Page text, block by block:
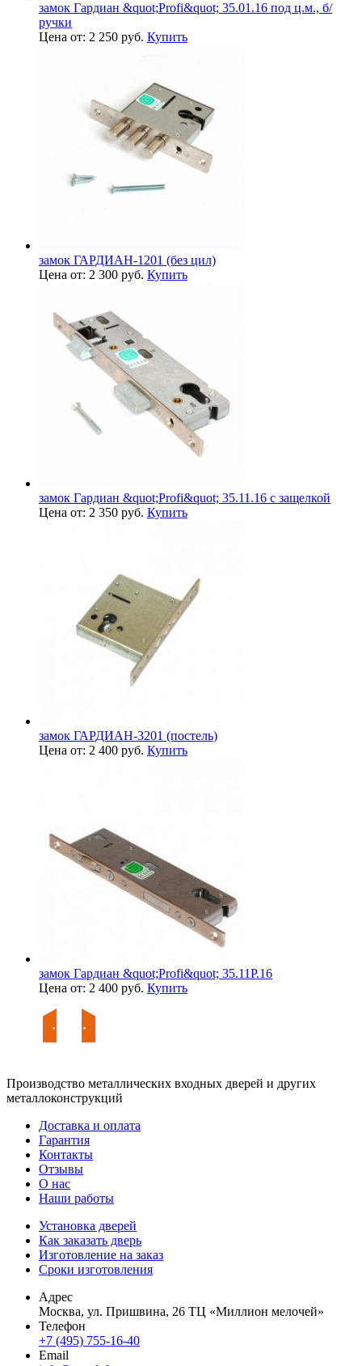
замок Гардиан &quot;Profi&quot; 35.01.16 под ц.м., б/
ручки
Цена от: 2 250 руб. Купить
замок ГАРДИАН-1201 (без цил)
Цена от: 2 300 руб. Купить
замок Гардиан &quot;Profi&quot; 35.11.16 с защелкой
Цена от: 2 350 руб. Купить
замок ГАРДИАН-3201 (постель)
Цена от: 2 400 руб. Купить
замок Гардиан &quot;Profi&quot; 35.11P.16
Цена от: 2 400 руб. Купить
Производство металлических входных дверей и других
металлоконструкций
Доставка и оплата
Гарантия
Контакты
Отзывы
О нас
Наши работы
Установка дверей
Как заказать дверь
Изготовление на заказ
Сроки изготовления
Адрес
Москва, ул. Пришвина, 26 ТЦ «Миллион мелочей»
Телефон
+7 (495) 755-16-40
Email